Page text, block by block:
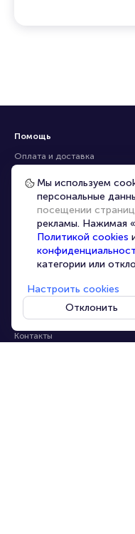
Помощь
Оплата и доставка
Частые вопросы
Перепродажа билетов
Организаторам
Корпоративным клиентам
VIP-билеты
Персональные данные
О компании
Контакты
Мы используем
персональные
посещении
рекламы. Нажимая
Политикой cookies
категории или
Настроить cookies
Отклонить